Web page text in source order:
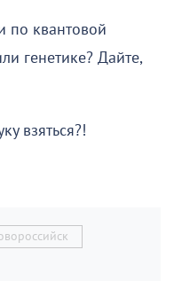
по квантовой
генетике? Дайте,
взяться?!